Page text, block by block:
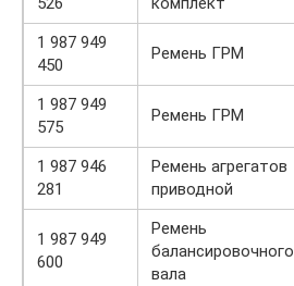
1 987 949
450
Ремень ГРМ
1 987 949
575
Ремень ГРМ
1 987 946
281
Ремень агрегатов
приводной
1 987 949
600
Ремень
балансировочного
вала